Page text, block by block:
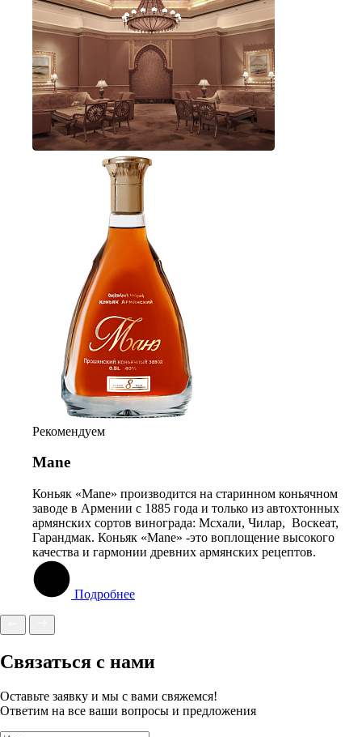
Рекомендуем
Mane
Коньяк «Mane» производится на старинном коньячном
заводе в Армении c 1885 года и только из автохтонных
армянских сортов винограда: Мсхали, Чилар, Воскеат,
Гарандмак. Коньяк «Mane» -это воплощение высокого
качества и гармонии древних армянских рецептов.
Подробнее
Связаться с нами
Оставьте заявку и мы с вами свяжемся!
Ответим на все ваши вопросы и предложения